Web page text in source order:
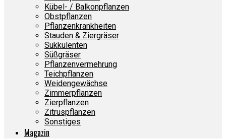
Kübel- / Balkonpflanzen
Obstpflanzen
Pflanzenkrankheiten
Stauden & Ziergräser
Sukkulenten
Süßgräser
Pflanzenvermehrung
Teichpflanzen
Weidengewächse
Zimmerpflanzen
Zierpflanzen
Zitruspflanzen
Sonstiges
Magazin